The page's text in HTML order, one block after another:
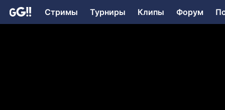
Стримы Турниры Клипы Форум